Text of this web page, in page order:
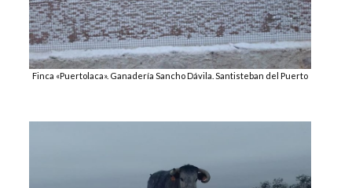
Finca «Puertolaca». Ganadería Sancho Dávila. Santisteban del Puerto